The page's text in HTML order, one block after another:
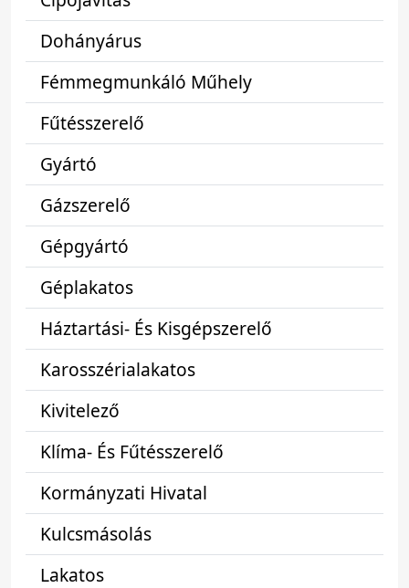
Dohányárus
Fémmegmunkáló Műhely
Fűtésszerelő
Gyártó
Gázszerelő
Gépgyártó
Géplakatos
Háztartási- És Kisgépszerelő
Karosszérialakatos
Kivitelező
Klíma- És Fűtésszerelő
Kormányzati Hivatal
Kulcsmásolás
Lakatos